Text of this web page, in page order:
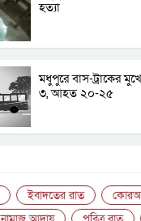
হত্যা
মধুপুরে বাস-ট্রাকের
৩, আহত ২০-২৫
ইবাদতের রাত